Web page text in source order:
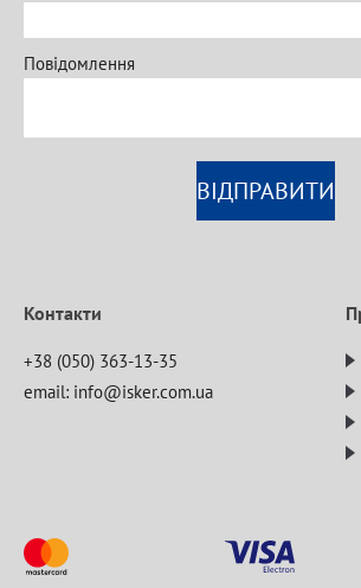
Контакти
+38 (050) 363-13-35
email: info@isker.com.ua
Повідомлення
ВІДПРАВИТИ